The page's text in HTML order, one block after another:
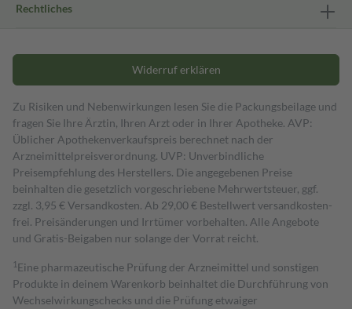
Rechtliches
Widerruf erklären
Zu Risiken und Nebenwirkungen lesen Sie die Packungsbeilage und
fragen Sie Ihre Ärztin, Ihren Arzt oder in Ihrer Apotheke. AVP:
Üblicher Apothekenverkaufspreis berechnet nach der
Arzneimittelpreisverordnung. UVP: Unverbindliche
Preisempfehlung des Herstellers. Die angegebenen Preise
beinhalten die gesetzlich vorgeschriebene Mehrwertsteuer, ggf.
zzgl. 3,95 € Versandkosten. Ab 29,00 € Bestell­wert versand­kosten­
frei. Preisänderungen und Irrtümer vorbehalten. Alle Angebote
und Gratis-Beigaben nur solange der Vorrat reicht.
1 Eine pharmazeutische Prüfung der Arzneimittel und sonstigen
Produkte in deinem Warenkorb beinhaltet die Durchführung von
Wechselwirkungschecks und die Prüfung etwaiger